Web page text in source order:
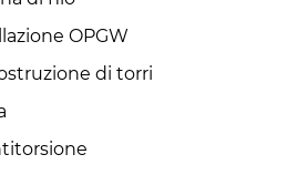
OPGW
di torri